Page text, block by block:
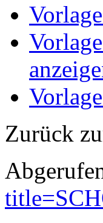
Zurück